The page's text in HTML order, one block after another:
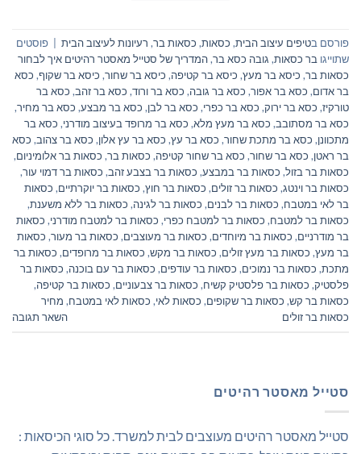
פורסם בטיפים עיצוב הבית, כסאות, כסאות בר, רעיונות לעיצוב הבית
פוסטים
שתוייגו בר כסאות, גובה כסא בר,המדריך של סטייל מאסטר רהיטים איך לבחור
כסאות בר, כיסא בר מעץ, כיסא בר קטיפה, כיסא בר שחור, כיסא בר שקוף, כסא
בר אדום, כסא בר אפור, כסא בר גובה, כסא בר ורוד, כסא בר זהב, כסא בר
טורקיז, כסא בר ירוק, כסא בר כפרי, כסא בר לבן, כסא בר מבצע, כסא בר מחיר,
כסא בר מסתובב, כסא בר מעץ מלא, כסא בר מרופד בעיצוב מודרני, כסא בר
מתכוונן, כסא בר מתכת שחור, כסא בר עץ, כסא בר עץ אלון, כסא בר צהוב, כסא
בר ראטן, כסא בר שחור, כסא בר שחור קטיפה, כסאות בר, כסאות בר אלומיניום,
כסאות בר בזול, כסאות בר במבצע, כסאות בר בצבע זהב, כסאות בר דמוי עור,
כסאות בר וינטג, כסאות בר זולים, כסאות בר חוץ, כסאות בר יוקרתיים, כסאות
בר לאי במטבח, כסאות בר לבנים, כסאות בר לגינה, כסאות בר ללא משענת,
כסאות בר למטבח, כסאות בר למטבח כפרי, כסאות בר למטבח מודרני, כסאות
בר מודרניים, כסאות בר מיוחדים, כסאות בר מעוצבים, כסאות בר מעור, כסאות
בר מעץ, כסאות בר מעץ זולים, כסאות בר מקש, כסאות בר מרופדים, כסאות בר
מתכת, כסאות בר נמוכים, כסאות בר עודפים, כסאות בר עם בוכנה, כסאות בר
פלסטיק, כסאות בר פלסטיק קשיח, כסאות בר צבעוניים, כסאות בר קטיפה,
כסאות בר קש, כסאות בר שקופים, כסאות לאי, כסאות לאי במטבח, מחיר
כסאות בר זולים
השאר תגובה
סטייל מאסטר רהיטים
סטייל מאסטר רהיטים מעוצבים לבית למשרד. כל סוגי הכיסאות :